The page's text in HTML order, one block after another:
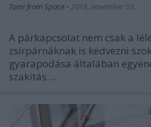
Tomi from Space • 2018. november 03.
A párkapcsolat nem csak a
zsírpárnáknak is kedvezni
gyarapodása általában
szakítás ...